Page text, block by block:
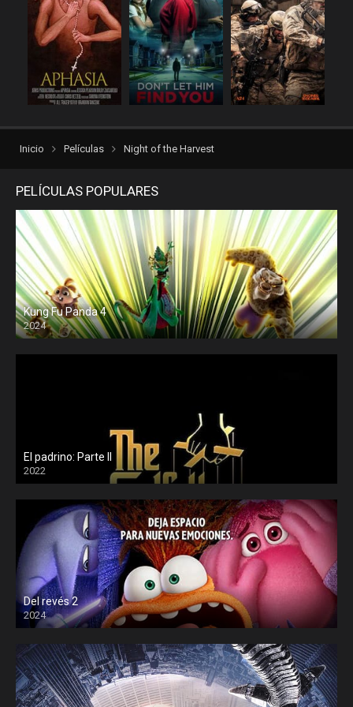
repelis plus repelis24
repelisgo repelisplus
rexpelis Thriller
torrentlatino2 ver peliculas
verpeliculasultra vvpelis
Inicio Películas Night of the Harvest
PELÍCULAS POPULARES
Kung Fu Panda 4
2024
El padrino: Parte II
2022
Del revés 2
2024